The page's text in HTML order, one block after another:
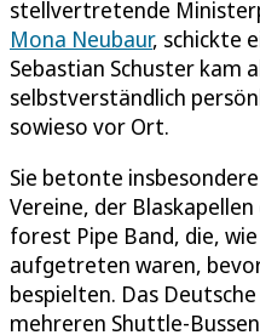
stellvertretende
Mona Neubaur, schickte
Sebastian Schuster kam
selbstverständlich
sowieso vor Ort.
Sie betonte
Vereine, der
forest Pipe Band, die,
aufgetreten waren,
bespielten. Das
mehreren Shuttle-